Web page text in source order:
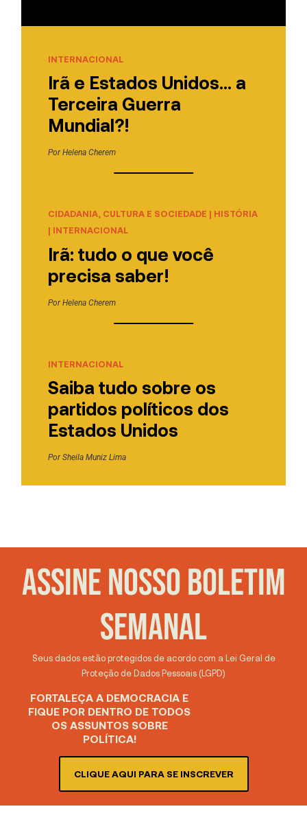
INTERNACIONAL
Irã e Estados Unidos… a
Terceira Guerra
Mundial?!
PorHelena Cherem
CIDADANIA, CULTURA E SOCIEDADE | HISTÓRIA
| INTERNACIONAL
Irã: tudo o que você
precisa saber!
PorHelena Cherem
INTERNACIONAL
Saiba tudo sobre os
partidos políticos dos
Estados Unidos
PorSheila Muniz Lima
ASSINE NOSSO BOLETIM
SEMANAL
Seus dados estão protegidos de acordo com a Lei Geral de
Proteção de Dados Pessoais (LGPD)
FORTALEÇA A DEMOCRACIA E
FIQUE POR DENTRO DE TODOS
OS ASSUNTOS SOBRE
POLÍTICA!
CLIQUE AQUI PARA SE INSCREVER